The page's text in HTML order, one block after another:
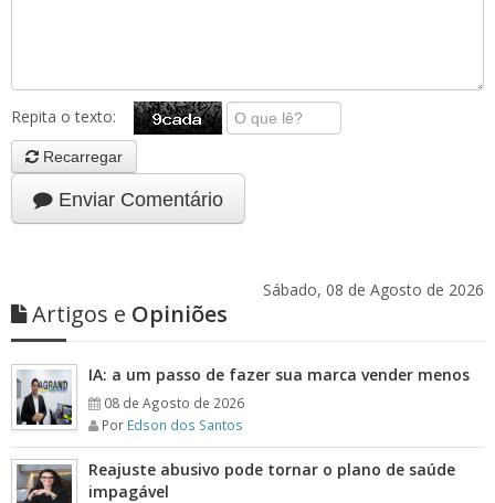
Repita o texto:
Recarregar
Enviar Comentário
Sábado, 08 de Agosto de 2026
Artigos e Opiniões
IA: a um passo de fazer sua marca vender menos
08 de Agosto de 2026
Por Edson dos Santos
Reajuste abusivo pode tornar o plano de saúde
impagável